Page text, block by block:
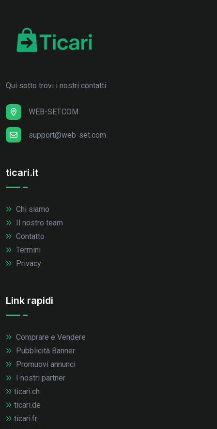
Qui sotto trovi i nostri contatti:
WEB-SET.COM
support@web-set.com
ticari.it
Chi siamo
Il nostro team
Contatto
Termini
Privacy
Link rapidi
Comprare e Vendere
Pubblicità Banner
Promuovi annunci
I nostri partner
ticari.ch
ticari.de
ticari.fr